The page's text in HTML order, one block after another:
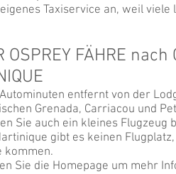
Taxiservice an, weil viele
OSPREY FÄHRE nach
entfernt von der
Grenada, Carriacou und
Sie auch ein kleines Flugzeug
gibt es keinen
kommen.
Sie die Homepage um mehr